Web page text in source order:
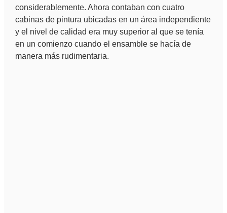
considerablemente. Ahora contaban con cuatro
cabinas de pintura ubicadas en un área independiente
y el nivel de calidad era muy superior al que se tenía
en un comienzo cuando el ensamble se hacía de
manera más rudimentaria.